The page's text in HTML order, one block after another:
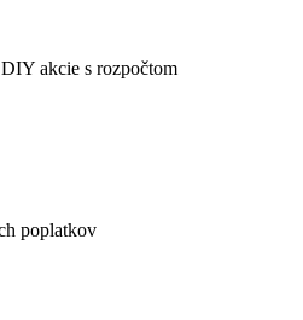
akcie s rozpočtom
poplatkov